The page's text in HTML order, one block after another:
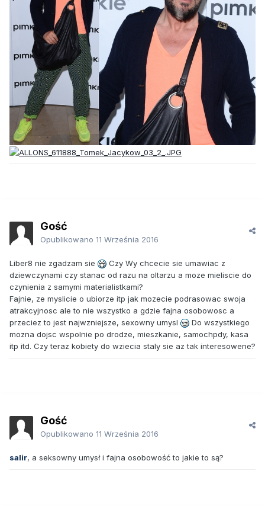
Gość
Opublikowano 11 Września 2016
Liber8 nie zgadzam sie
Czy Wy chcecie sie umawiac z
dziewczynami czy stanac od razu na oltarzu a moze mieliscie do
czynienia z samymi materialistkami?
Fajnie, ze myslicie o ubiorze itp jak mozecie podrasowac swoja
atrakcyjnosc ale to nie wszystko a gdzie fajna osobowosc a
przeciez to jest najwzniejsze, sexowny umysl
Do wszystkiego
mozna dojsc wspolnie po drodze, mieszkanie, samochpdy, kasa
itp itd. Czy teraz kobiety do wziecia staly sie az tak interesowene?
Gość
Opublikowano 11 Września 2016
salir, a seksowny umysł i fajna osobowość to jakie to są?